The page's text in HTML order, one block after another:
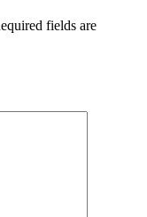
fields are